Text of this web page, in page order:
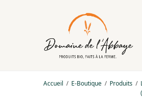
Accueil E-Boutique Produits